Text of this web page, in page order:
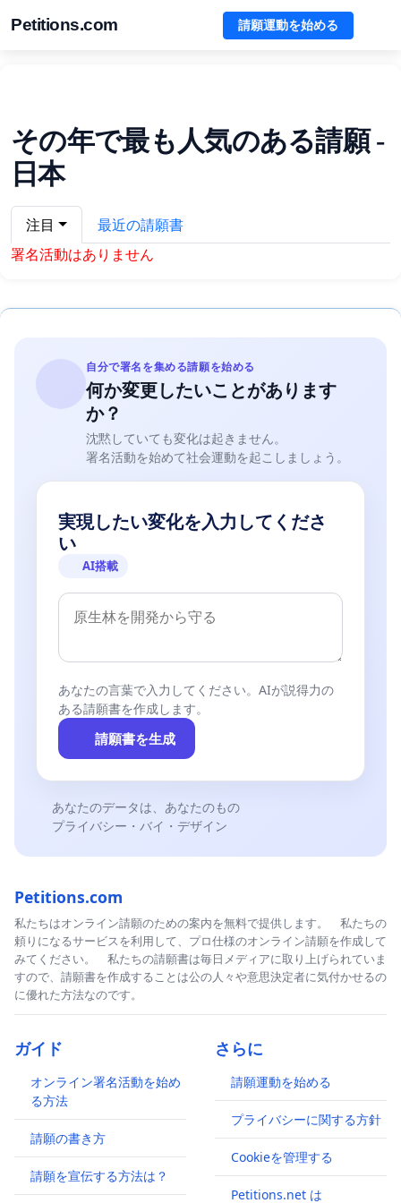
Petitions.com 請願運動を始める
その年で最も人気のある請願 -
日本
注目
最近の請願書
署名活動はありません
自分で署名を集める請願を始める
何か変更したいことがあります
か？
沈黙していても変化は起きません。
署名活動を始めて社会運動を起こしましょう。
実現したい変化を入力してくださ
い
AI搭載
あなたの言葉で入力してください。AIが説得力の
ある請願書を作成します。
請願書を生成
あなたのデータは、あなたのもの
プライバシー・バイ・デザイン
Petitions.com
私たちはオンライン請願のための案内を無料で提供します。 私たちの
頼りになるサービスを利用して、プロ仕様のオンライン請願を作成して
みてください。 私たちの請願書は毎日メディアに取り上げられていま
すので、請願書を作成することは公の人々や意思決定者に気付かせるの
に優れた方法なのです。
ガイド
オンライン署名活動を始め
る方法
請願の書き方
請願を宣伝する方法は？
さらに
請願運動を始める
プライバシーに関する方針
Cookieを管理する
Petitions.net は